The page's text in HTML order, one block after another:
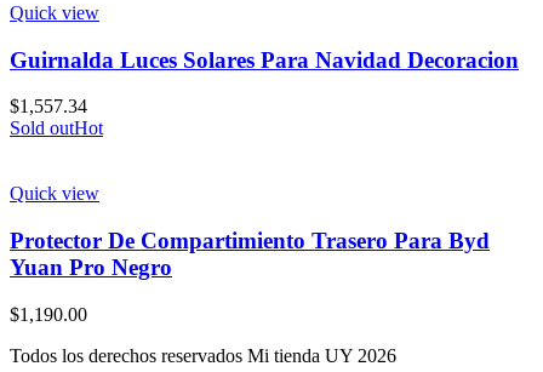
Quick view
Guirnalda Luces Solares Para Navidad Decoracion
$1,557.34
Sold outHot
Quick view
Protector De Compartimiento Trasero Para Byd
Yuan Pro Negro
$1,190.00
Todos los derechos reservados Mi tienda UY 2026